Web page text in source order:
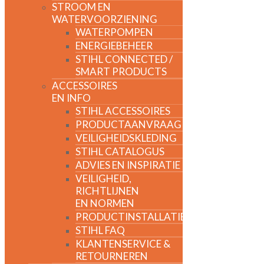
STROOM EN
WATERVOORZIENING
WATERPOMPEN
ENERGIEBEHEER
STIHL CONNECTED /
SMART PRODUCTS
ACCESSOIRES
EN INFO
STIHL ACCESSOIRES
PRODUCTAANVRAAG
VEILIGHEIDSKLEDING
STIHL CATALOGUS
ADVIES EN INSPIRATIE
VEILIGHEID,
RICHTLIJNEN
EN NORMEN
PRODUCTINSTALLATIE
STIHL FAQ
KLANTENSERVICE &
RETOURNEREN